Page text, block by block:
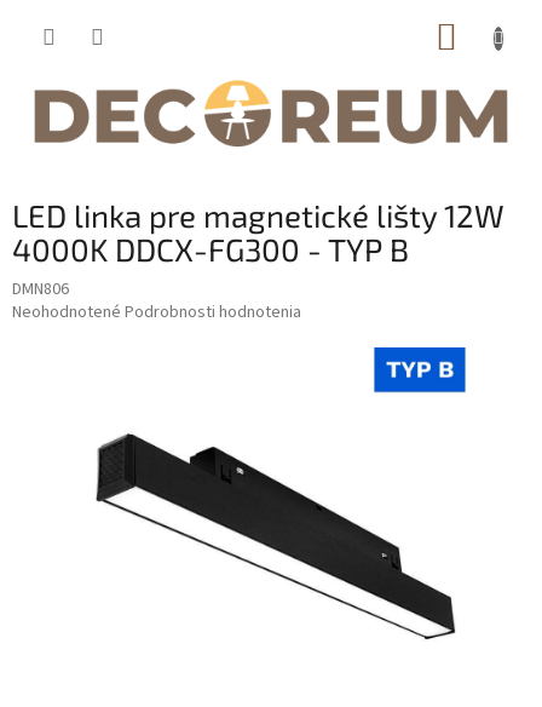
LED linka pre magnetické lišty 12W
4000K DDCX-FG300 - TYP B
DMN806
Priemerné
hviezdičiek.
Neohodnotené Podrobnosti hodnotenia